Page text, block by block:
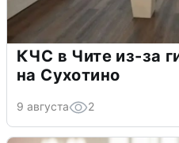
КЧС в Чите из-за
на Сухотино
9 августа 2